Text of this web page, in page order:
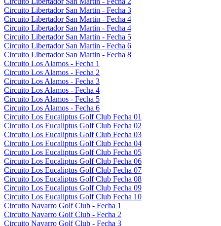
Circuito Libertador San Martin - Fecha 3
Circuito Libertador San Martin - Fecha 4
Circuito Libertador San Martin - Fecha 4
Circuito Libertador San Martin - Fecha 5
Circuito Libertador San Martin - Fecha 6
Circuito Libertador San Martin - Fecha 8
Circuito Los Alamos - Fecha 1
Circuito Los Alamos - Fecha 2
Circuito Los Alamos - Fecha 3
Circuito Los Alamos - Fecha 4
Circuito Los Alamos - Fecha 5
Circuito Los Alamos - Fecha 6
Circuito Los Eucaliptus Golf Club Fecha 01
Circuito Los Eucaliptus Golf Club Fecha 02
Circuito Los Eucaliptus Golf Club Fecha 03
Circuito Los Eucaliptus Golf Club Fecha 04
Circuito Los Eucaliptus Golf Club Fecha 05
Circuito Los Eucaliptus Golf Club Fecha 06
Circuito Los Eucaliptus Golf Club Fecha 07
Circuito Los Eucaliptus Golf Club Fecha 08
Circuito Los Eucaliptus Golf Club Fecha 09
Circuito Los Eucaliptus Golf Club Fecha 10
Circuito Navarro Golf Club - Fecha 1
Circuito Navarro Golf Club - Fecha 2
Circuito Navarro Golf Club - Fecha 3